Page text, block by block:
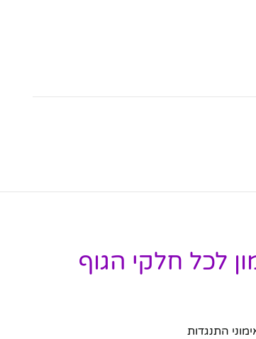
התנגדות